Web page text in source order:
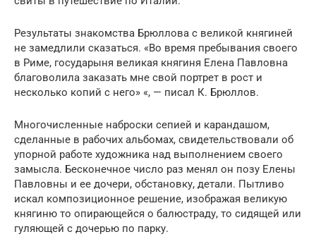
Результаты знакомства Брюллова с великой княгиней
не замедлили сказаться. «Во время пребывания своего
в Риме, государыня великая княгиня Елена Павловна
благоволила заказать мне свой портрет в рост и
несколько копий с него» «, — писал К. Брюллов.
Многочисленные наброски сепией и карандашом,
сделанные в рабочих альбомах, свидетельствовали об
упорной работе художника над выполнением своeгo
замысла. Бесконечное число раз менял он позу Елены
Павловны и ее дочери, обстановку, детали. Пытливо
искал композиционное решение, изображая великую
княгиню то опирающейся о балюстраду, то сидящей или
гуляющей с дочерью по парку.